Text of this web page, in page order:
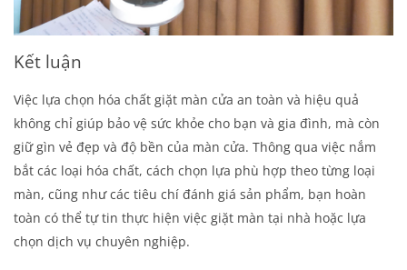
Kết luận
Việc lựa chọn hóa chất giặt màn cửa an toàn và hiệu quả
không chỉ giúp bảo vệ sức khỏe cho bạn và gia đình, mà còn
giữ gìn vẻ đẹp và độ bền của màn cửa. Thông qua việc nắm
bắt các loại hóa chất, cách chọn lựa phù hợp theo từng loại
màn, cũng như các tiêu chí đánh giá sản phẩm, bạn hoàn
toàn có thể tự tin thực hiện việc giặt màn tại nhà hoặc lựa
chọn dịch vụ chuyên nghiệp.